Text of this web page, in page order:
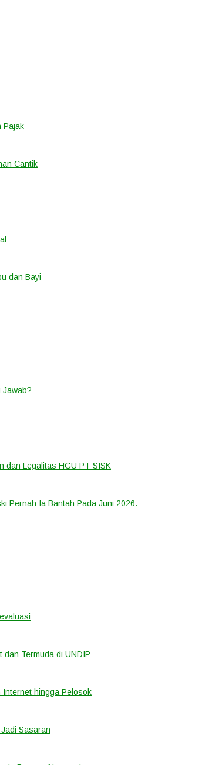
Pajak
Cantik
dan Bayi
Jawab?
dan Legalitas HGU PT SISK
Pernah Ia Bantah Pada Juni 2026.
dan Termuda di UNDIP
Internet hingga Pelosok
Sasaran